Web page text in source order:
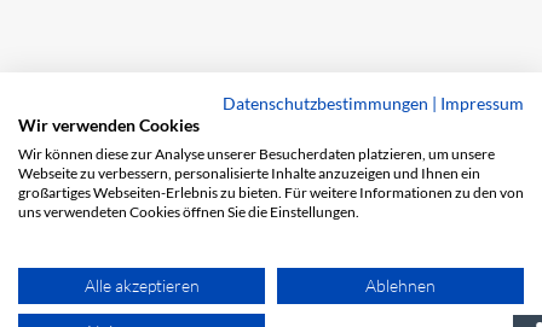
Datenschutzbestimmungen | Impressum
Wir verwenden Cookies
Wir können diese zur Analyse unserer Besucherdaten platzieren, um unsere
Webseite zu verbessern, personalisierte Inhalte anzuzeigen und Ihnen ein
großartiges Webseiten-Erlebnis zu bieten. Für weitere Informationen zu den von
uns verwendeten Cookies öffnen Sie die Einstellungen.
Alle akzeptieren Ablehnen